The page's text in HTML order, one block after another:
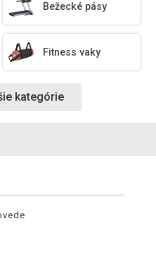
Bežecké pásy
Fitness vaky
kategórie